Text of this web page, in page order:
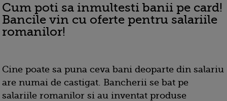
Cum poti sa inmultesti banii pe card!
Bancile vin cu oferte pentru salariile
romanilor!
Cine poate sa puna ceva bani deoparte din salariu
are numai de castigat. Bancherii se bat pe
salariile romanilor si au inventat produse